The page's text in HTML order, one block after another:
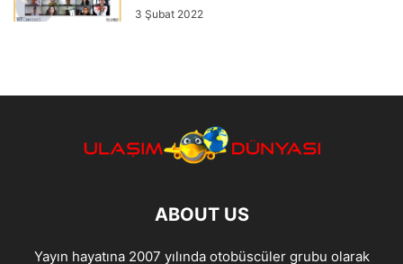
3 Şubat 2022
ABOUT US
Yayın hayatına 2007 yılında otobüscüler grubu olarak